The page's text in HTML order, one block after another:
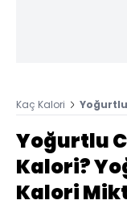
Kaç Kalori
Yoğurtlu
Kalori?
Kalori